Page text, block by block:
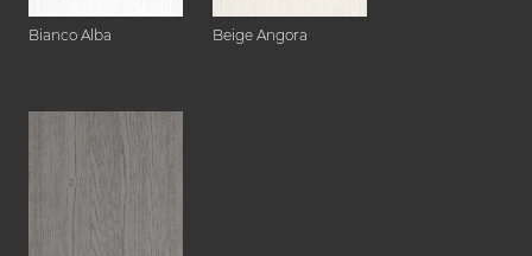
Bianco Alba Beige Angora